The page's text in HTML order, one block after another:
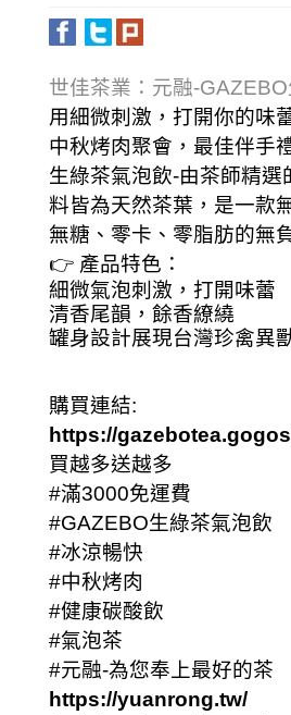
世佳茶業：元融-
用細微刺激，打開你的味
中秋烤肉聚會，最佳伴手
生綠茶氣泡飲-由茶師精選
料皆為天然茶葉，是一款
無糖、零卡、零脂肪的無
👉 產品特色：
細微氣泡刺激，打開味蕾
清香尾韻，餘香繚繞
罐身設計展現台灣珍禽異
購買連結:
https://
買越多送越多
#滿3000免運費
#GAZEBO生綠茶氣泡飲
#冰涼暢快
#中秋烤肉
#健康碳酸飲
#氣泡茶
#元融-為您奉上最好的茶
https://yuanrong.tw/